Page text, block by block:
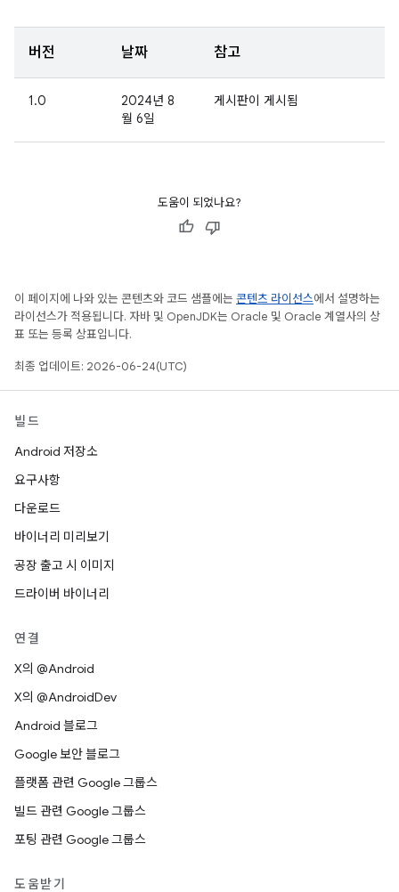
버전 날짜 참고
1.0
2024년 8
월 6일
게시판이 게시됨
도움이 되었나요?
이 페이지에 나와 있는 콘텐츠와 코드 샘플에는 콘텐츠 라이선스에서 설명하는
라이선스가 적용됩니다. 자바 및 OpenJDK는 Oracle 및 Oracle 계열사의 상
표 또는 등록 상표입니다.
최종 업데이트: 2026-06-24(UTC)
빌드
Android 저장소
요구사항
다운로드
바이너리 미리보기
공장 출고 시 이미지
드라이버 바이너리
연결
X의 @Android
X의 @AndroidDev
Android 블로그
Google 보안 블로그
플랫폼 관련 Google 그룹스
빌드 관련 Google 그룹스
포팅 관련 Google 그룹스
도움받기